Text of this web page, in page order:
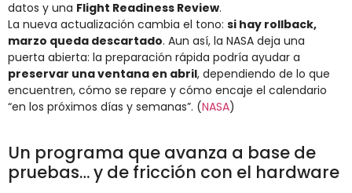
datos y una Flight Readiness Review.
La nueva actualización cambia el tono: si hay rollback,
marzo queda descartado. Aun así, la NASA deja una
puerta abierta: la preparación rápida podría ayudar a
preservar una ventana en abril, dependiendo de lo que
encuentren, cómo se repare y cómo encaje el calendario
“en los próximos días y semanas”. (NASA)
Un programa que avanza a base de
pruebas… y de fricción con el hardware